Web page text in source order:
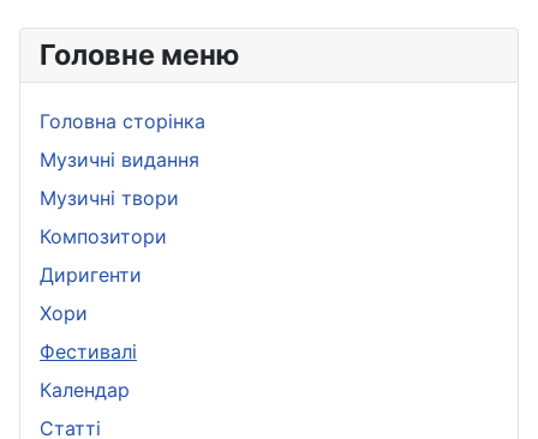
Головне меню
Головна сторінка
Музичні видання
Музичні твори
Композитори
Диригенти
Хори
Фестивалі
Календар
Статті